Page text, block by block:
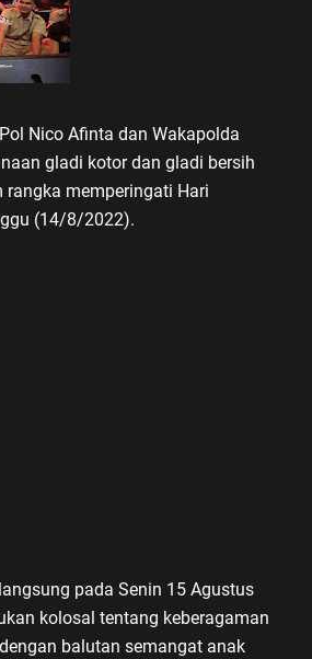
Nico Afinta dan Wakapolda
gladi kotor dan gladi bersih
memperingati Hari
(14/8/2022).
pada Senin 15 Agustus
kolosal tentang keberagaman
balutan semangat anak